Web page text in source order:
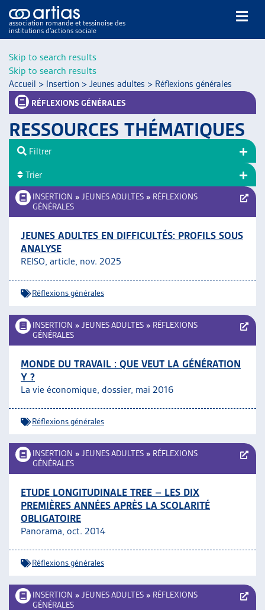
Skip to search results
Skip to search results
association romande et tessinoise des
institutions d’actions sociale
NOS PUBLICATIONS
DOSSIERS DU MOIS
VEILLE
RESSOURCES
GUIDE SOCIAL ROMAND
AUTRES
L’ASSOCIATION
JOURNÉES D’AUTOMNE
Accueil > Insertion > Jeunes adultes > Réflexions générales
RÉFLEXIONS GÉNÉRALES
RESSOURCES THÉMATIQUES
INSERTION » JEUNES ADULTES » RÉFLEXIONS
GÉNÉRALES
JEUNES ADULTES EN DIFFICULTÉS: PROFILS SOUS
ANALYSE
REISO, article, nov. 2025
Réflexions générales
INSERTION » JEUNES ADULTES » RÉFLEXIONS
GÉNÉRALES
MONDE DU TRAVAIL : QUE VEUT LA GÉNÉRATION
Y ?
La vie économique, dossier, mai 2016
Réflexions générales
INSERTION » JEUNES ADULTES » RÉFLEXIONS
GÉNÉRALES
ETUDE LONGITUDINALE TREE – LES DIX
PREMIÈRES ANNÉES APRÈS LA SCOLARITÉ
OBLIGATOIRE
Panorama, oct. 2014
Réflexions générales
INSERTION » JEUNES ADULTES » RÉFLEXIONS
GÉNÉRALES
Filtrer
Trier